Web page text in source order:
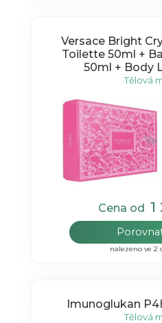
Versace Bright
Toilette 50ml +
50ml + Body
Tělová
Cena od 1
nalezeno ve 2
Imunoglukan
Tělová